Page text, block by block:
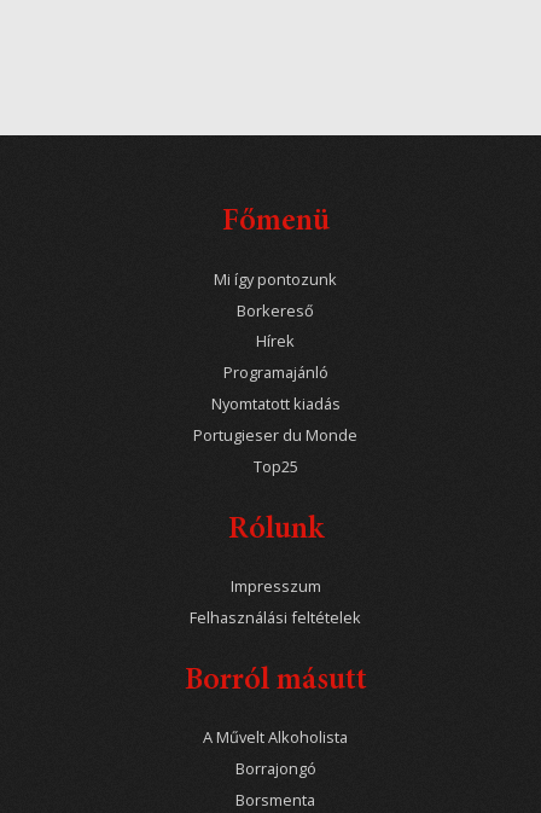
Főmenü
Mi így pontozunk
Borkereső
Hírek
Programajánló
Nyomtatott kiadás
Portugieser du Monde
Top25
Rólunk
Impresszum
Felhasználási feltételek
Borról másutt
A Művelt Alkoholista
Borrajongó
Borsmenta